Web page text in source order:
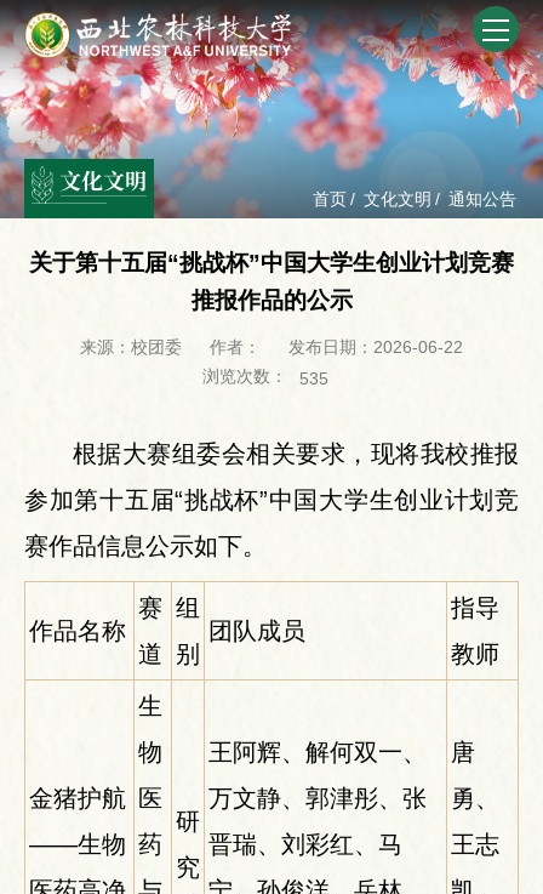
文化文明
首页 / 文化文明 / 通知公告
关于第十五届“挑战杯”中国大学生创业计划竞赛
推报作品的公示
来源：校团委 作者：
发布日期：2026-06-22
浏览次数：
535
根据大赛组委会相关要求，现将我校推报
参加第十五届“挑战杯”中国大学生创业计划竞
赛作品信息公示如下。
作品名称
赛
道
组
别
团队成员
指导
教师
金猪护航
——生物
生
物
医
药
研
究
王阿辉、解何双一、
万文静、郭津彤、张
晋瑞、刘彩红、马
唐
勇、
王志